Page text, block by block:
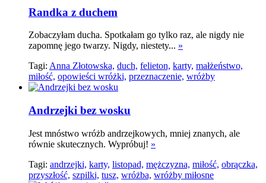
Randka z duchem
Zobaczyłam ducha. Spotkałam go tylko raz, ale nigdy nie
zapomnę jego twarzy. Nigdy, niestety... »
Tagi: Anna Złotowska, duch, felieton, karty, małżeństwo,
miłość, opowieści wróżki, przeznaczenie, wróżby
Andrzejki bez wosku
Jest mnóstwo wróżb andrzejkowych, mniej znanych, ale
równie skutecznych. Wypróbuj! »
Tagi: andrzejki, karty, listopad, mężczyzna, miłość, obrączka,
przyszłość, szpilki, tusz, wróżba, wróżby miłosne